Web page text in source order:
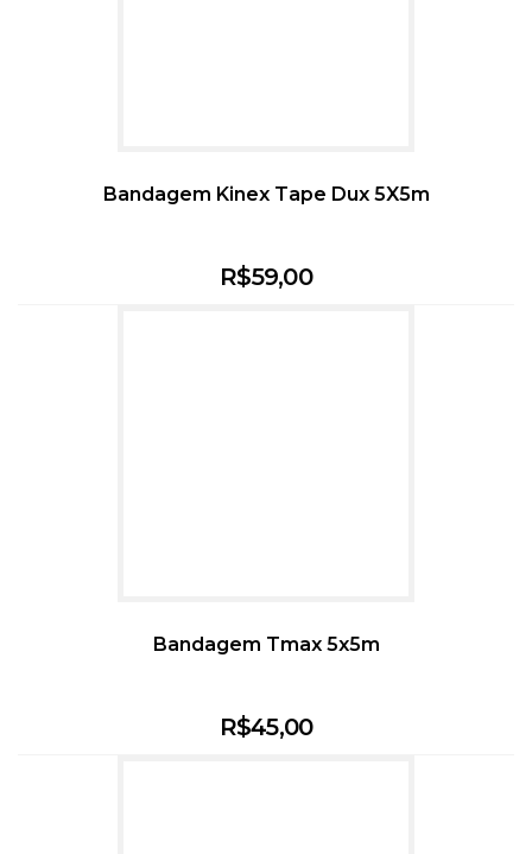
Bandagem Kinex Tape Dux 5X5m
R$59,00
Bandagem Tmax 5x5m
R$45,00